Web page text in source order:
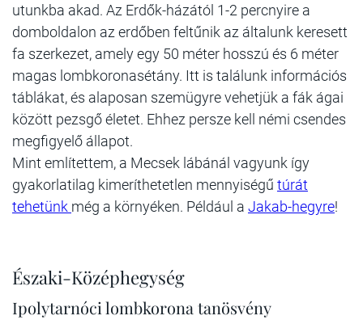
utunkba akad. Az Erdők-házától 1-2 percnyire a
domboldalon az erdőben feltűnik az általunk keresett
fa szerkezet, amely egy 50 méter hosszú és 6 méter
magas lombkoronasétány. Itt is találunk információs
táblákat, és alaposan szemügyre vehetjük a fák ágai
között pezsgő életet. Ehhez persze kell némi csendes
megfigyelő állapot.
Mint említettem, a Mecsek lábánál vagyunk így
gyakorlatilag kimeríthetetlen mennyiségű túrát
tehetünk még a környéken. Például a Jakab-hegyre!
Északi-Középhegység
Ipolytarnóci lombkorona tanösvény